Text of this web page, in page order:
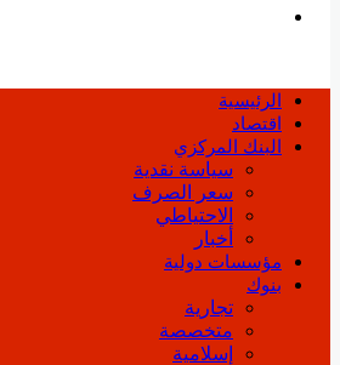
الرئيسية
اقتصاد
البنك المركزي
سياسة نقدية
سعر الصرف
الاحتياطي
أخبار
مؤسسات دولية
بنوك
تجارية
متخصصة
إسلامية